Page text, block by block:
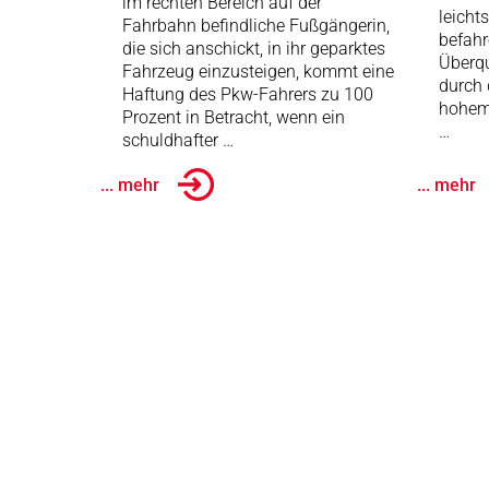
Fahrbahn befindliche Fußgängerin,
die sich anschickt, in ihr geparktes
Fahrzeug einzusteigen, kommt eine
Haftung des Pkw-Fahrers zu 100
Prozent in Betracht, wenn ein
schuldhafter …
... mehr
durch
…
... mehr